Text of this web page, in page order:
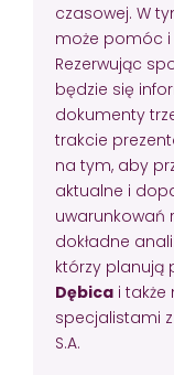
czasowej. W
może pomóc i
Rezerwując
będzie się
dokumenty
trakcie
na tym, aby
aktualne i
uwarunkowań
dokładne
którzy planują
Dębica i także
specjalistami z
S.A.